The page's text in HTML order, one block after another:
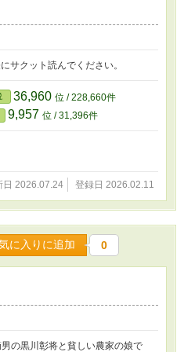
サクット読んでください。
36,960 位 / 228,660件
9,957 位 / 31,396件
日 2026.07.24 登録日 2026.02.11
に入りに追加 0
の黒川彰将と貧しい農家の娘で